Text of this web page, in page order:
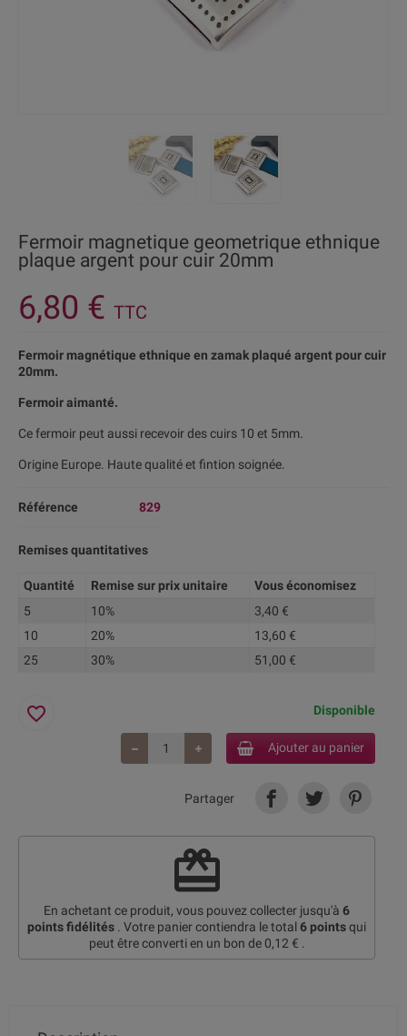
Fermoir magnetique geometrique ethnique
plaque argent pour cuir 20mm
6,80 € TTC
Fermoir magnétique ethnique en zamak plaqué argent pour cuir
20mm.
Fermoir aimanté.
Ce fermoir peut aussi recevoir des cuirs 10 et 5mm.
Origine Europe. Haute qualité et fintion soignée.
Référence 829
Remises quantitatives
Quantité Remise sur prix unitaire
Vous économisez
5
10%
3,40 €
10
20%
13,60 €
25
30% 51,00 €
Disponible
Ajouter au panier
favorite_border
Partager
redeem
En achetant ce produit, vous pouvez collecter jusqu'à 6
points fidélités . Votre panier contiendra le total 6 pointsqui
peut être converti en un bon de 0,12 € .